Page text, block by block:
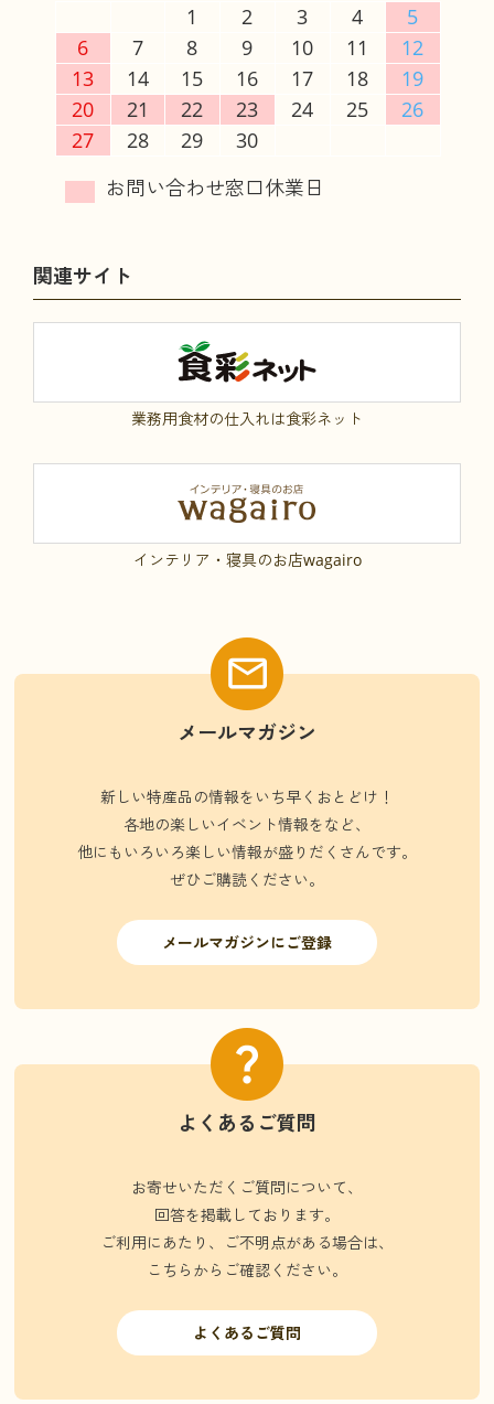
1
2 3 4
5
6
7 8 9 10 11
12
13
14 15 16 17 18
19
20
21 22 23 24 25
26
27
28 29 30
関連サイト
業務用食材の仕入れは食彩ネット
インテリア・寝具のお店wagairo
メールマガジン
新しい特産品の情報をいち早くおとどけ！
各地の楽しいイベント情報をなど、
他にもいろいろ楽しい情報が盛りだくさんです。
ぜひご購読ください。
メールマガジンにご登録
よくあるご質問
お寄せいただくご質問について、
回答を掲載しております。
ご利用にあたり、ご不明点がある場合は、
こちらからご確認ください。
よくあるご質問